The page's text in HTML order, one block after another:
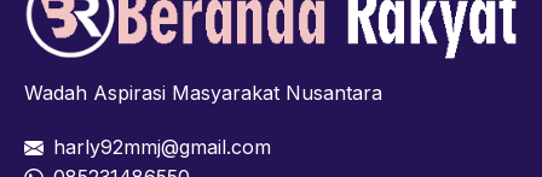
Wadah Aspirasi Masyarakat Nusantara
harly92mmj@gmail.com